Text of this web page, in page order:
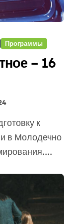
Программы
– 16
в Молодечно